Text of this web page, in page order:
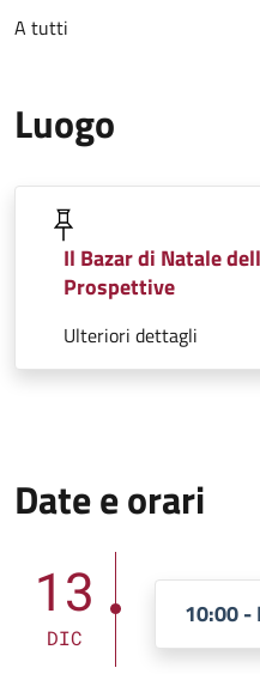
A tutti
Luogo
Il Bazar di Natale
Prospettive
Ulteriori dettagli
Date e orari
13
DIC
10:00 -